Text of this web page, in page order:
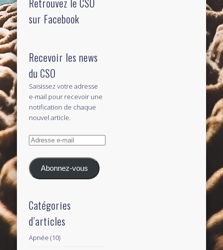
Retrouvez le CSO
sur Facebook
Recevoir les news
du CSO
Saisissez votre adresse
e-mail pour recevoir une
notification de chaque
nouvel article.
Adresse
mail
Abonnez-vous
Catégories
d’articles
Apnée (10)